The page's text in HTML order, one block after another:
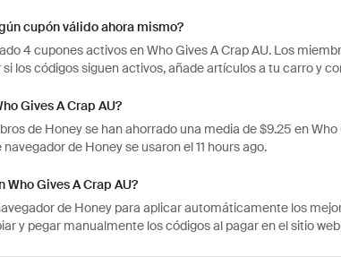
cupón válido ahora mismo?
4 cupones activos en Who Gives A Crap AU. Los
si los códigos siguen activos, añade artículos a tu carro y
Gives A Crap AU?
de Honey se han ahorrado una media de $9.25 en
de Honey se usaron el 11 hours ago.
Gives A Crap AU?
de Honey para aplicar automáticamente los
y pegar manualmente los códigos al pagar en el sitio